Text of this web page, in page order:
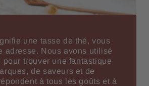
une tasse de thé, vous
adresse. Nous avons utilisé
pour trouver une fantastique
de saveurs et de
à tous les goûts et à